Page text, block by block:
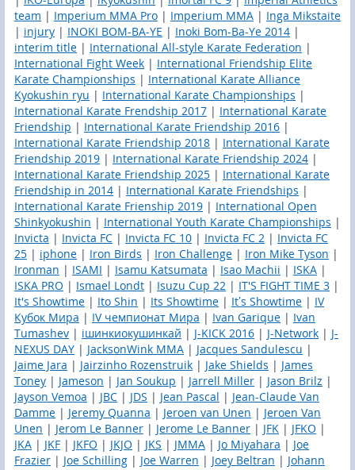
team | Imperium MMA Pro | Imperium ММА | Inga Mikstaite
| injury | INOKI BOM-BA-YE | Inoki Bom-Ba-Ye 2014 |
interim title | International All-style Karate Federation |
International Fight Week | International Friendship Elite
Karate Championships | International Karate Alliance
Kyokushin ryu | International Karate Championships |
International Karate Frendship 2017 | International Karate
Friendship | International Karate Friendship 2016 |
International Karate Friendship 2018 | International Karate
Friendship 2019 | International Karate Friendship 2024 |
International Karate Friendship 2025 | International Karate
Friendship in 2014 | International Karate Friendships |
International Karate Frienship 2019 | International Open
Shinkyokushin | International Youth Karate Championships |
Invicta | Invicta FC | Invicta FC 10 | Invicta FC 2 | Invicta FC
25 | iphone | Iron Birds | Iron Challenge | Iron Mike Tyson |
Ironman | ISAMI | Isamu Katsumata | Isao Machii | ISKA |
ISKA PRO | Ismael Londt | Isuzu Cup 22 | IT'S FIGHT TIME 3 |
It's Showtime | Ito Shin | Its Showtime | It’s Showtime | IV
Кубок Мира | IV чемпионат Мира | Ivan Garique | Ivan
Tumashev | iшинкиокушинкай | J-KICK 2016 | J-Network | J-
NEXUS DAY | JacksonWink MMA | Jacques Sandulescu |
Jaime Jara | Jairzinho Rozenstruik | Jake Shields | James
Toney | Jameson | Jan Soukup | Jarrell Miller | Jason Brilz |
Jayson Vemoa | JBC | JDS | Jean Pascal | Jean-Claude Van
Damme | Jeremy Quanna | Jeroen van Unen | Jeroen Van
Unen | Jerom Le Banner | Jerome Le Banner | JFK | JFKO |
JKA | JKF | JKFO | JKJO | JKS | JMMA | Jo Miyahara | Joe
Frazier | Joe Schilling | Joe Warren | Joey Beltran | Johann